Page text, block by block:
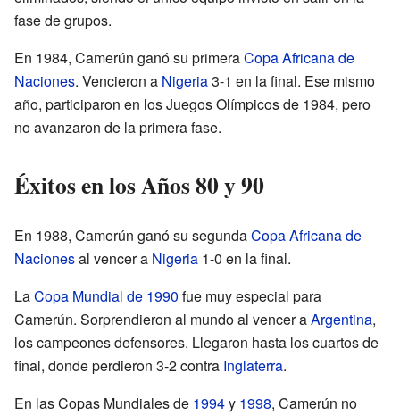
fase de grupos.
En 1984, Camerún ganó su primeraCopa Africana de
Naciones. Vencieron a Nigeria3-1 en la final. Ese mismo
año, participaron en los Juegos Olímpicos de 1984, pero
no avanzaron de la primera fase.
Éxitos en los Años 80 y 90
En 1988, Camerún ganó su segundaCopa Africana de
Nacionesal vencer a Nigeria 1-0 en la final.
LaCopa Mundial de 1990 fue muy especial para
Camerún. Sorprendieron al mundo al vencer aArgentina,
los campeones defensores. Llegaron hasta los cuartos de
final, donde perdieron 3-2 contra Inglaterra.
En las Copas Mundiales de 1994y 1998, Camerún no